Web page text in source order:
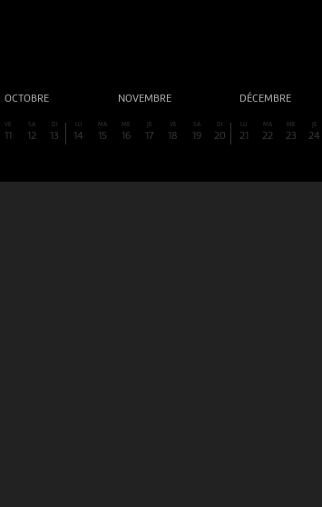
OCTOBRE NOVEMBRE DÉCEMBRE
VE
11
SA
12
DI
13
LU
14
MA
15
ME
16
JE
17
VE
18
SA
19
DI
20
LU
21
MA
22
ME
23
JE
24